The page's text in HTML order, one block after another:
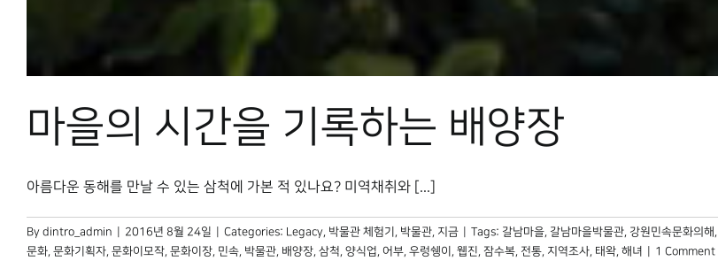
마을의 시간을 기록하는 배양장
아름다운 동해를 만날 수 있는 삼척에 가본 적 있나요? 미역채취와 [...]
By dintro_admin 2016년 8월 24일 Categories: Legacy, 박물관 체험기 , 박물관, 지금 Tags: 갈남마을, 갈남마을박물관, 강원민속문화의해 ,
문화, 문화기획자, 문화이모작, 문화이장, 민속, 박물관, 배양장, 삼척, 양식업, 어부, 우렁쉥이 , 웹진, 잠수복, 전통, 지역조사, 태왁, 해녀 1 Comment